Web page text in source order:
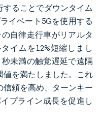
することでダウンタイム
イベート5Gを使用する
自律走行車がリアルタ
イムを12%短縮しまし
未満の触覚遅延で遠隔
値を満たしました。これ
信頼を高め、ターンキー
プライン成長を促進し